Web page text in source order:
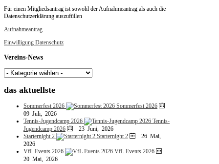
Für einen Mitgliedsantrag ist sowohl der Aufnahmeantrag als auch die
Datenschutzerklärung auszufüllen
Aufnahmeantrag
Einwilligung Datenschutz
Vereins-News
das aktuellste
Sommerfest 2026 Sommerfest 2026
09 Juli, 2026
Tennis-Jugendcamp 2026
Tennis-
Jugendcamp 2026
23 Juni, 2026
Starternight 2 Starternight 2
26 Mai,
2026
VfL Events 2026 VfL Events 2026
20 Mai, 2026